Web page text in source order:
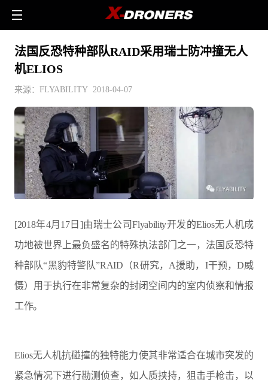
法国反恐特种部队RAID采用瑞士防冲撞无人
机ELIOS
来源：FLYABILITY 2018-04-07
[2018年4月17日]由瑞士公司Flyability开发的Elios无人机成
功地被世界上最负盛名的特殊执法部门之一，法国反恐特
种部队“黑豹特警队”RAID（R研究，A援助，I干预，D威
慑）用于执行在非常复杂的封闭空间内的室内侦察和情报
工作。
Elios无人机抗碰撞的独特能力使其非常适合在城市突发的
紧急情况下进行勘测侦查，如人质挟持，狙击手枪击，以